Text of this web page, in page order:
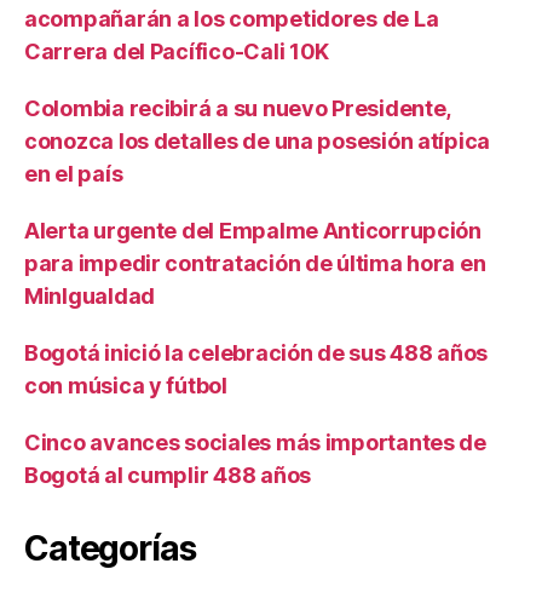
acompañarán a los competidores de La
Carrera del Pacífico-Cali 10K
Colombia recibirá a su nuevo Presidente,
conozca los detalles de una posesión atípica
en el país
Alerta urgente del Empalme Anticorrupción
para impedir contratación de última hora en
MinIgualdad
Bogotá inició la celebración de sus 488 años
con música y fútbol
Cinco avances sociales más importantes de
Bogotá al cumplir 488 años
Categorías